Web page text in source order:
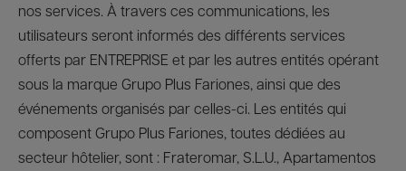
nos services. À travers ces communications, les
utilisateurs seront informés des différents services
offerts par ENTREPRISE et par les autres entités opérant
sous la marque Grupo Plus Fariones, ainsi que des
événements organisés par celles-ci. Les entités qui
composent Grupo Plus Fariones, toutes dédiées au
secteur hôtelier, sont : Frateromar, S.L.U., Apartamentos